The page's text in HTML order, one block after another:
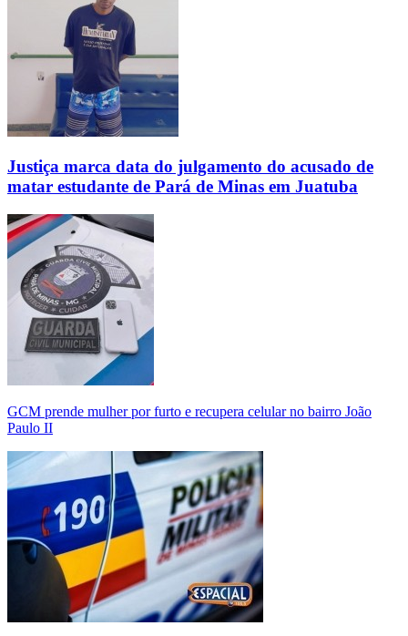
Justiça marca data do julgamento do acusado de
matar estudante de Pará de Minas em Juatuba
GCM prende mulher por furto e recupera celular no bairro João
Paulo II